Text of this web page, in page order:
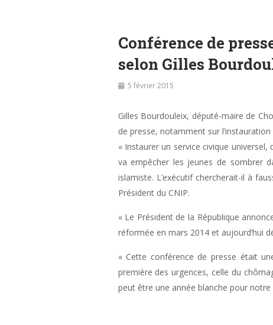
Conférence de
selon Gilles
5 février 2015
Gilles Bourdouleix, député-maire de
de presse, notamment sur
« Instaurer un service civique universel,
va empêcher les jeunes de sombrer
islamiste. L’exécutif chercherait-il à
Président du CNIP.
« Le Président de la République
réformée en mars 2014 et aujourd’hui
« Cette conférence de presse était
première des urgences, celle du
peut être une année blanche pour